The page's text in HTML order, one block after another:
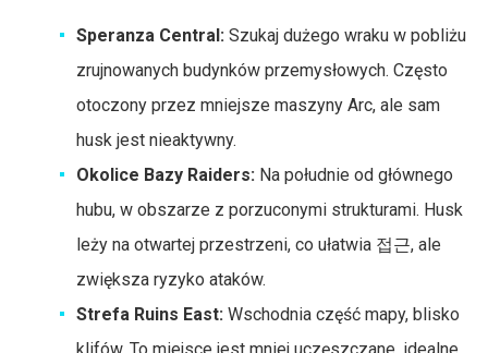
Speranza Central: Szukaj dużego wraku w pobliżu
zrujnowanych budynków przemysłowych. Często
otoczony przez mniejsze maszyny Arc, ale sam
husk jest nieaktywny.
Okolice Bazy Raiders: Na południe od głównego
hubu, w obszarze z porzuconymi strukturami. Husk
leży na otwartej przestrzeni, co ułatwia 접근, ale
zwiększa ryzyko ataków.
Strefa Ruins East: Wschodnia część mapy, blisko
klifów. To miejsce jest mniej uczęszczane, idealne